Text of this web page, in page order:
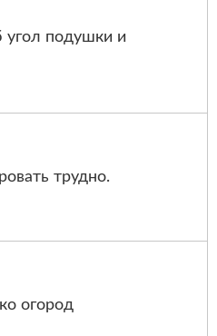
угол подушки и
трудно.
огород